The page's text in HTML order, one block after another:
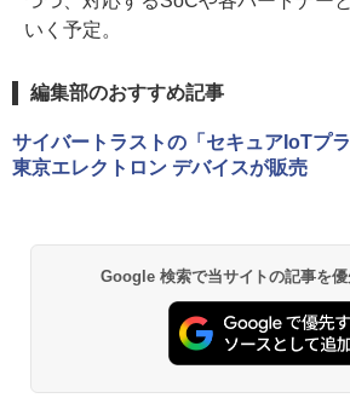
いく予定。
編集部のおすすめ記事
サイバートラストの「セキュアIoTプ
東京エレクトロン デバイスが販売
Google 検索で当サイトの記事を